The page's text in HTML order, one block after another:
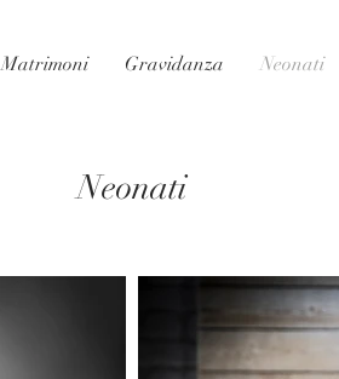
Matrimoni Gravidanza Neonati
Neonati